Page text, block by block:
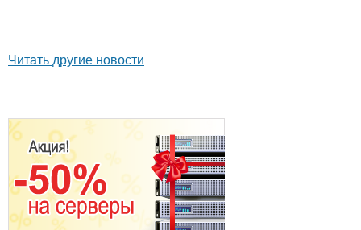
Читать другие новости